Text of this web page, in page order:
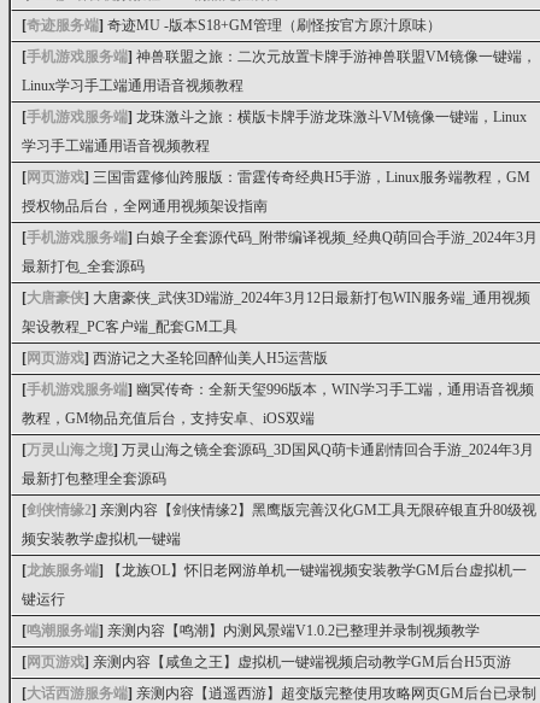
[奇迹服务端] 奇迹MU -版本S18+GM管理（刷怪按官方原汁原味）
[手机游戏服务端] 神兽联盟之旅：二次元放置卡牌手游神兽联盟VM镜像一键端，
Linux学习手工端通用语音视频教程
[手机游戏服务端] 龙珠激斗之旅：横版卡牌手游龙珠激斗VM镜像一键端，Linux
学习手工端通用语音视频教程
[网页游戏] 三国雷霆修仙跨服版：雷霆传奇经典H5手游，Linux服务端教程，GM
授权物品后台，全网通用视频架设指南
[手机游戏服务端] 白娘子全套源代码_附带编译视频_经典Q萌回合手游_2024年3月
最新打包_全套源码
[大唐豪侠] 大唐豪侠_武侠3D端游_2024年3月12日最新打包WIN服务端_通用视频
架设教程_PC客户端_配套GM工具
[网页游戏] 西游记之大圣轮回醉仙美人H5运营版
[手机游戏服务端] 幽冥传奇：全新天玺996版本，WIN学习手工端，通用语音视频
教程，GM物品充值后台，支持安卓、iOS双端
[万灵山海之境] 万灵山海之镜全套源码_3D国风Q萌卡通剧情回合手游_2024年3月
最新打包整理全套源码
[剑侠情缘2] 亲测内容【剑侠情缘2】黑鹰版完善汉化GM工具无限碎银直升80级视
频安装教学虚拟机一键端
[龙族服务端]
【龙族OL】怀旧老网游单机一键端视频安装教学GM后台虚拟机一
键运行
[鸣潮服务端] 亲测内容【鸣潮】内测风景端V1.0.2已整理并录制视频教学
[网页游戏] 亲测内容【咸鱼之王】虚拟机一键端视频启动教学GM后台H5页游
[大话西游服务端] 亲测内容【逍遥西游】超变版完整使用攻略网页GM后台已录制